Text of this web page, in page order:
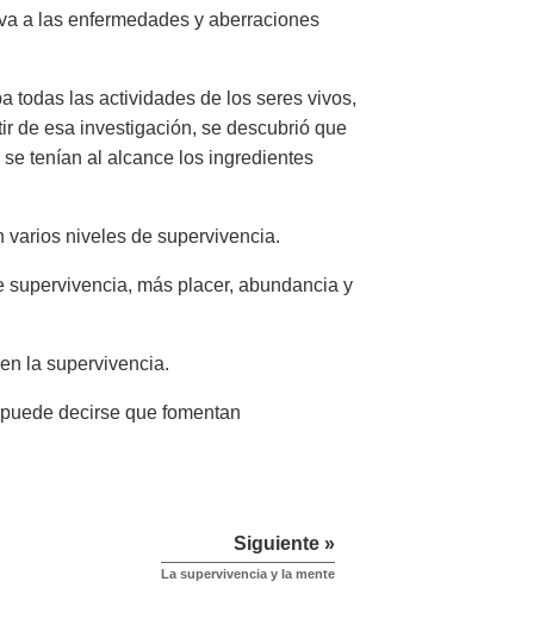
a las enfermedades y aberraciones
todas las actividades de los seres vivos,
de esa investigación, se descubrió que
tenían al alcance los ingredientes
varios niveles de supervivencia.
más placer, abundancia y
la supervivencia.
decirse que fomentan
Siguiente »
La supervivencia y la mente